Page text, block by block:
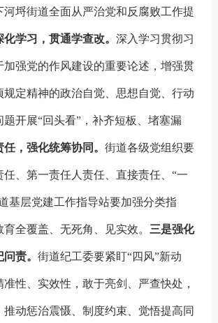
河埒街道全面从严治党和反腐败工作提
化学习，贯通学查改。 深入学习贯彻习
加强党的作风建设的重要论述，增强贯
规定精神的政治自觉、思想自觉、行动
题开展“回头看”，补齐短板、堵塞漏
，强化统筹协同。 街道各级党组织要
、第一责任人责任、直接责任、 “一
基层党建工作指导站要加强分类指
全覆盖、无死角、见实效。 三是强化
责。 街道纪工委要紧盯“四风”新动
性、实效性，敢于亮剑、严查快处，
推动惩治震慑、制度约束、觉悟提高同